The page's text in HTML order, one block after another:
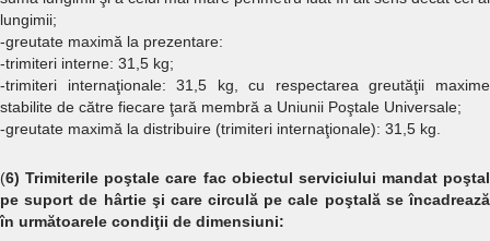
lungimii;
-greutate maximă la prezentare:
-trimiteri interne: 31,5 kg;
-trimiteri internaţionale: 31,5 kg, cu respectarea greutăţii maxime
stabilite de către fiecare ţară membră a Uniunii Poştale Universale;
-greutate maximă la distribuire (trimiteri internaţionale): 31,5 kg.
(6) Trimiterile poştale care fac obiectul serviciului mandat poştal
pe suport de hârtie şi care circulă pe cale poştală se încadrează
în următoarele condiţii de dimensiuni: